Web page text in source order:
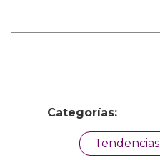
Categorías:
Tendencias